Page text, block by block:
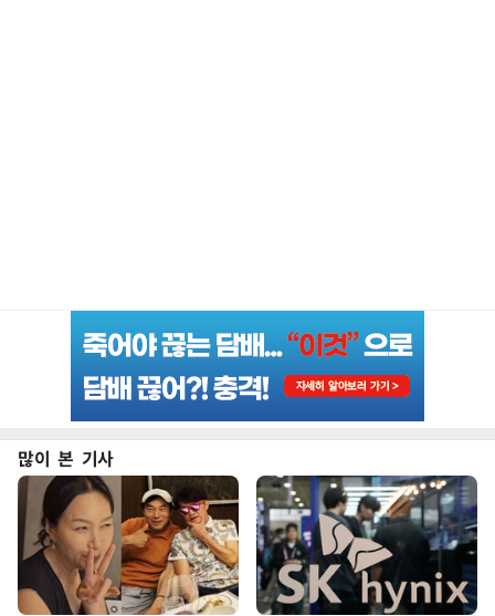
많이 본 기사